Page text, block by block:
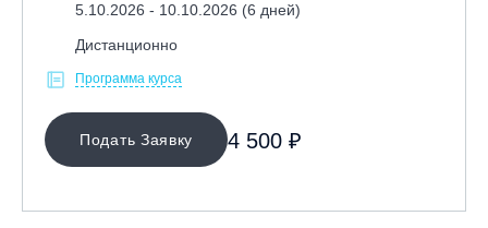
ОЧИСТИТЬ ФИЛЬТР
5.10.2026 - 10.10.2026 (6 дней)
Дистанционно
Программа курса
Подать Заявку 4 500 ₽